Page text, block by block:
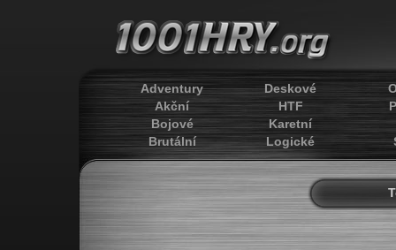
Adventury
Akční
Bojové
Brutální
Deskové
HTF
Karetní
Logické